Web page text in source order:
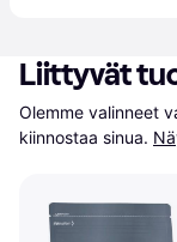
Liittyvät
Olemme valinneet
kiinnostaa sinua.